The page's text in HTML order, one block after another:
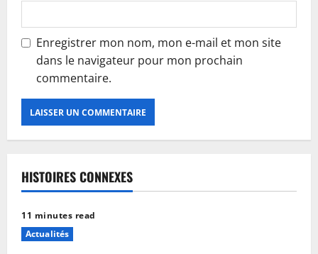
Enregistrer mon nom, mon e-mail et mon site
dans le navigateur pour mon prochain
commentaire.
HISTOIRES CONNEXES
11 minutes read
Actualités